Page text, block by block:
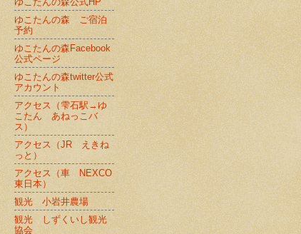
ゆこたんの森 ご宿泊
予約
ゆこたんの森Facebook
公式ページ
ゆこたんの森twitter公式
アカウント
アクセス（雫石駅→ゆ
こたん あねっこバ
ス）
アクセス（JR えきね
っと）
アクセス（車 NEXCO
東日本）
観光 小岩井農場
観光 しずくいし観光
協会